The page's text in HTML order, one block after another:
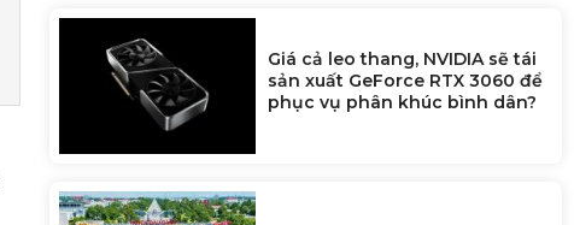
Giá cả leo thang, NVIDIA sẽ tái
sản xuất GeForce RTX 3060 để
phục vụ phân khúc bình dân?